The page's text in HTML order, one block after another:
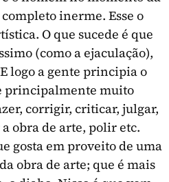
inerme. Esse o
O que sucede é que
(como a ejaculação),
logo a gente principia o
principalmente muito
corrigir, criticar, julgar,
obra de arte, polir etc.
gosta em proveito de uma
obra de arte; que é mais